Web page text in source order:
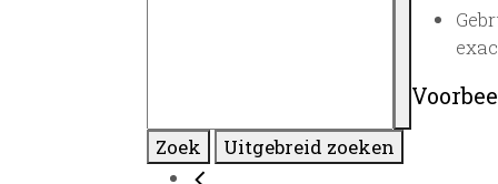
Zoek Uitgebreid zoeken